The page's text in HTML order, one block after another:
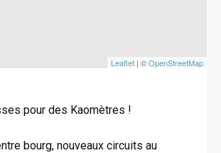
Leaflet | ©OpenStreetMap
pour des Kaomètres !
bourg, nouveaux circuits au